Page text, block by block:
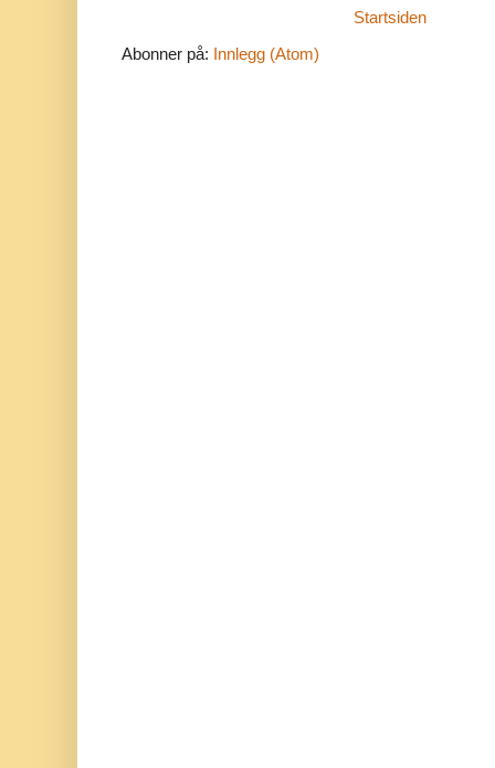
Startsiden
Abonner på: Innlegg (Atom)